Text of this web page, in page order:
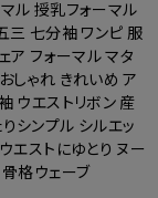
ル 授乳フォーマル
三 七分袖 ワンピ 服
ア フォーマル マタ
しゃれ きれいめ ア
ウエストリボン 産
シンプル シルエッ
エストにゆとり ヌー
格ウェーブ